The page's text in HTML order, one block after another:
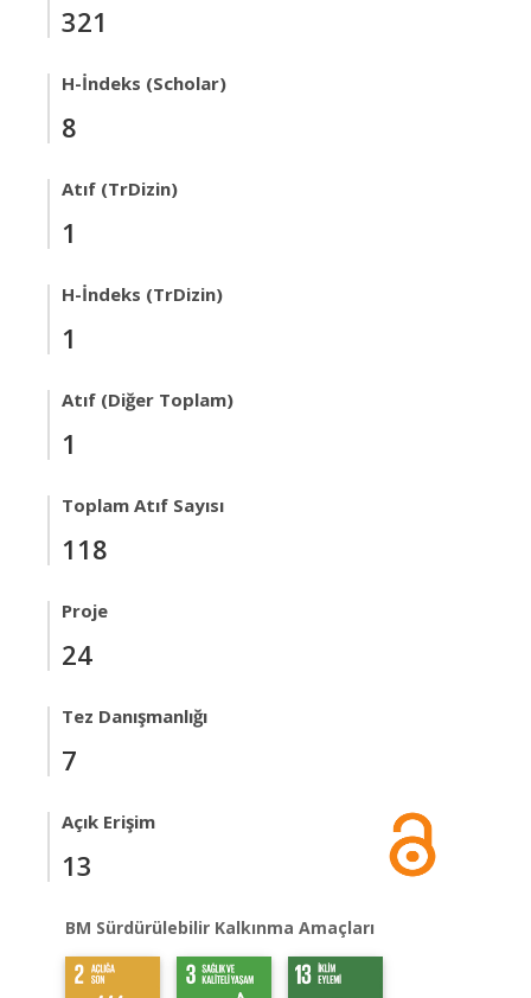
321
H-İndeks (Scholar)
8
Atıf (TrDizin)
1
H-İndeks (TrDizin)
1
Atıf (Diğer Toplam)
1
Toplam Atıf Sayısı
118
Proje
24
Tez Danışmanlığı
7
Açık Erişim
13
BM Sürdürülebilir Kalkınma Amaçları